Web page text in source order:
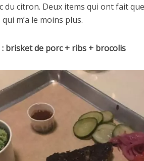
du citron. Deux items qui ont fait
m’a le moins plus.
brisket de porc + ribs + brocolis